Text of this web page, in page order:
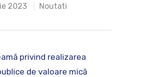
2023 Noutati
privind realizarea
de valoare mică